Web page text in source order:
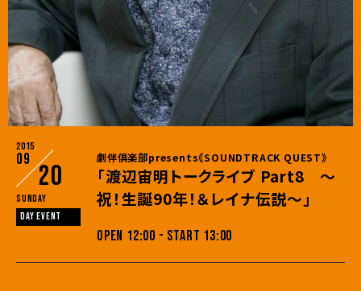
2015
09
20
Sunday
DAY EVENT
劇伴倶楽部presents《SOUNDTRACK QUEST》
「渡辺宙明トークライブ Part8 ～
祝！生誕90年！＆レイナ伝説～」
OPEN 12:00 - START 13:00